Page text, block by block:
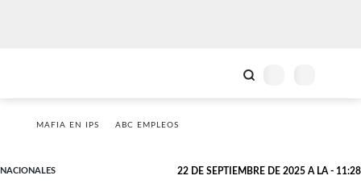
MAFIA EN IPS ABC EMPLEOS
NACIONALES 22 DE SEPTIEMBRE DE 2025 A LA - 11:28